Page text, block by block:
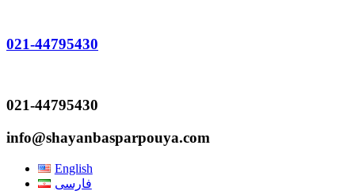
021-44795430
021-44795430
info@shayanbasparpouya.com
English
فارسی